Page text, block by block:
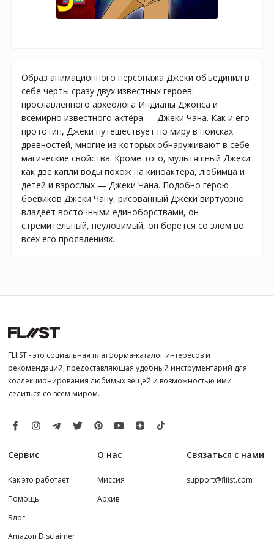
Образ анимационного персонажа Джеки объединил в
себе черты сразу двух известных героев:
прославленного археолога Индианы Джонса и
всемирно известного актёра — Джеки Чана. Как и его
прототип, Джеки путешествует по миру в поисках
древностей, многие из которых обнаруживают в себе
магические свойства. Кроме того, мультяшный Джеки
как две капли воды похож на киноактёра, любимца и
детей и взрослых — Джеки Чана. Подобно герою
боевиков Джеки Чану, рисованный Джеки виртуозно
владеет восточными единоборствами, он
стремительный, неуловимый, он борется со злом во
всех его проявлениях.
FLIIST - это социальная платформа-каталог интересов и
рекомендаций, предоставляющая удобный инструментарий для
коллекционирования любимых вещей и возможностью ими
делиться со всем миром.
Сервис
Как это работает
Помощь
Блог
Amazon Disclaimer
О нас
Миссия
Архив
Связаться с нами
support@fliist.com